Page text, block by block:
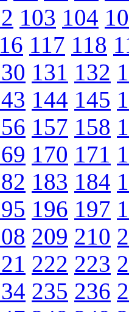
103 104
117 118
131 132
144 145
157 158
170 171
183 184
196 197
209 210
222 223
235 236